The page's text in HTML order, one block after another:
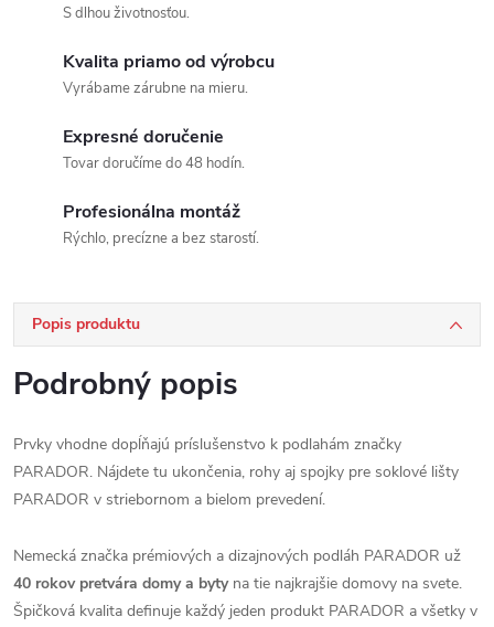
S dlhou životnosťou.
Kvalita priamo od výrobcu
Vyrábame zárubne na mieru.
Expresné doručenie
Tovar doručíme do 48 hodín.
Profesionálna montáž
Rýchlo, precízne a bez starostí.
Popis produktu
Podrobný popis
Prvky vhodne dopĺňajú príslušenstvo k podlahám značky
PARADOR. Nájdete tu ukončenia, rohy aj spojky pre soklové lišty
PARADOR v striebornom a bielom prevedení.
Nemecká značka prémiových a dizajnových podláh PARADOR už
40 rokov pretvára domy a byty na tie najkrajšie domovy na svete.
Špičková kvalita definuje každý jeden produkt PARADOR a všetky v